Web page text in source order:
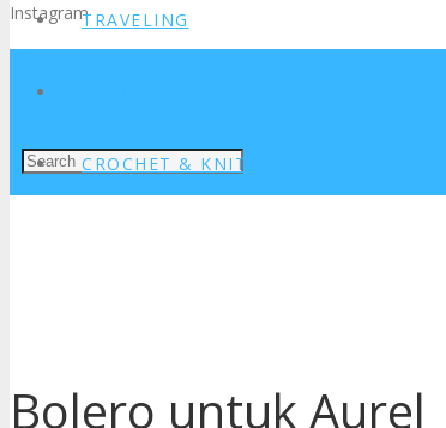
InstagramTRAVELING
CROCHET & KNITTING
Bolero untuk Aurel